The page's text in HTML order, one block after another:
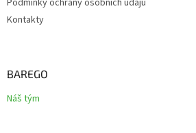
Kontakty
BAREGO
Náš tým